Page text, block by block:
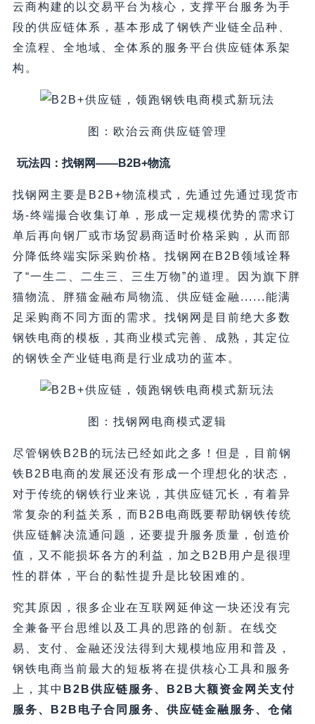
云商构建的以交易平台为核心，支撑平台服务为手
段的供应链体系，基本形成了钢铁产业链全品种、
全流程、全地域、全体系的服务平台供应链体系架
构。
图：欧治云商供应链管理
玩法四：找钢网——B2B+物流
找钢网主要是B2B+物流模式，先通过先通过现货市
场-终端撮合收集订单，形成一定规模优势的需求订
单后再向钢厂或市场贸易商适时价格采购，从而部
分降低终端实际采购价格。找钢网在B2B领域诠释
了“一生二、二生三、三生万物”的道理。因为旗下胖
猫物流、胖猫金融布局物流、供应链金融......能满
足采购商不同方面的需求。找钢网是目前绝大多数
钢铁电商的模板，其商业模式完善、成熟，其定位
的钢铁全产业链电商是行业成功的蓝本。
图：找钢网电商模式逻辑
尽管钢铁B2B的玩法已经如此之多！但是，目前钢
铁B2B电商的发展还没有形成一个理想化的状态，
对于传统的钢铁行业来说，其供应链冗长，有着异
常复杂的利益关系，而B2B电商既要帮助钢铁传统
供应链解决流通问题，还要提升服务质量，创造价
值，又不能损坏各方的利益，加之B2B用户是很理
性的群体，平台的黏性提升是比较困难的。
究其原因，很多企业在互联网延伸这一块还没有完
全兼备平台思维以及工具的思路的创新。在线交
易、支付、金融还没法得到大规模地应用和普及，
钢铁电商当前最大的短板将在提供核心工具和服务
上，其中 B2B供应链服务、B2B大额资金网关支付
服务、B2B电子合同服务、供应链金融服务、仓储